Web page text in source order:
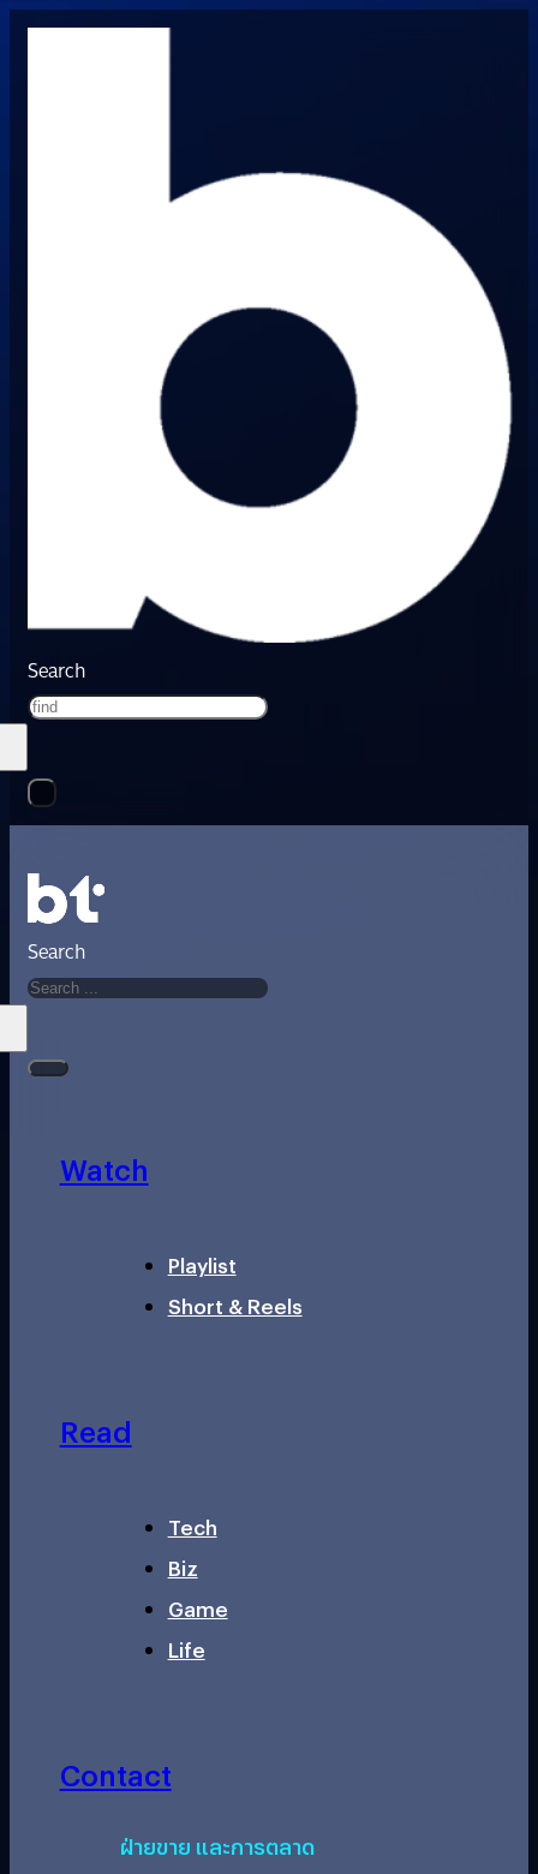
Search
Search
Watch
Playlist
Short & Reels
Read
Tech
Biz
Game
Life
Contact
ฝ่ายขาย และการตลาด